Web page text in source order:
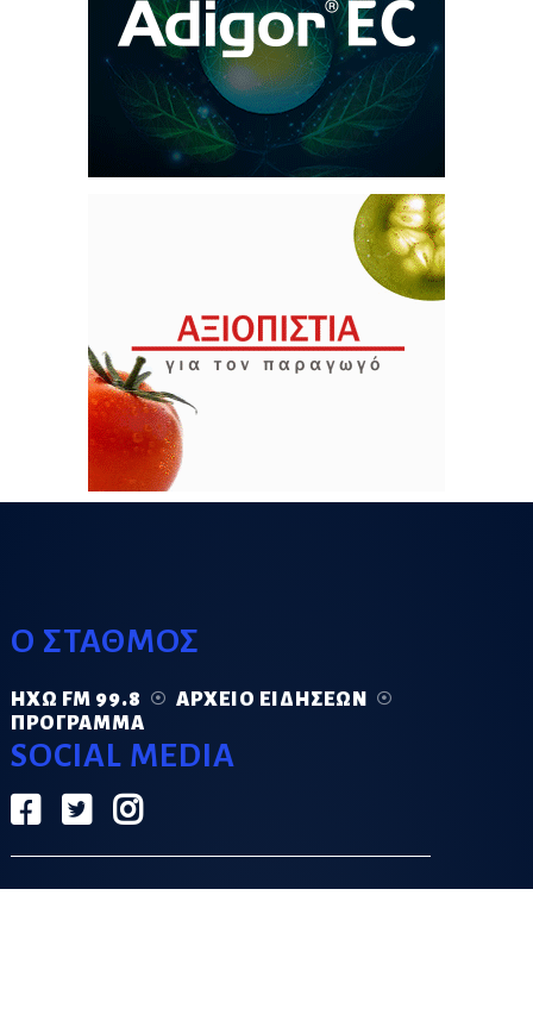
Ο ΣΤΑΘΜΟΣ
ΗΧΏ FM 99.8
ΑΡΧΕΊΟ ΕΙΔΉΣΕΩΝ
ΠΡΌΓΡΑΜΜΑ
SOCIAL MEDIA